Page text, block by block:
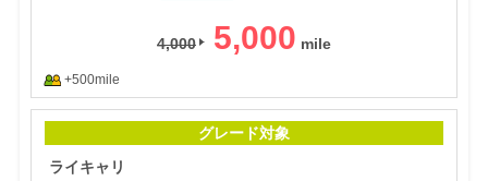
4,000 5,000
+500mile
グレード対象
ライキャリ